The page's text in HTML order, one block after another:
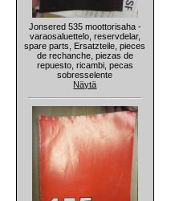
Jonsered 535 moottorisaha -
varaosaluettelo, reservdelar,
spare parts, Ersatzteile, pieces
de rechanche, piezas de
repuesto, ricambi, pecas
sobresselente
Näytä